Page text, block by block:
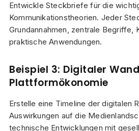
Entwickle Steckbriefe für die
Kommunikationstheorien. Jeder
Grundannahmen, zentrale Begriffe,
praktische Anwendungen.
Beispiel 3: Digitaler
Plattformökonomie
Erstelle eine Timeline der digitalen
Auswirkungen auf die
technische Entwicklungen mit